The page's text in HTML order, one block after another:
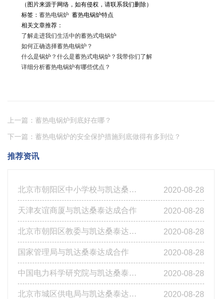
（图片来源于网络，如有侵权，请联系我们删除）
标签： 蓄热电锅炉 蓄热电锅炉特点
相关文章推荐：
了解走进我们生活中的蓄热式电锅炉
如何正确选择蓄热电锅炉？
什么是锅炉？什么是蓄热式电锅炉？我带你们了解
详细分析蓄热电锅炉有哪些优点？
上一篇：蓄热电锅炉到底好在哪？
下一篇：蓄热电锅炉的安全保护措施到底做得有多到位？
推荐资讯
北京市朝阳区中小学校与凯达桑泰达成合作 2020-08-28
天津友谊商厦与凯达桑泰达成合作 2020-08-28
北京市朝阳区教委与凯达桑泰达成合作 2020-08-28
国家管理局与凯达桑泰达成合作 2020-08-28
中国电力科学研究院与凯达桑泰达成合作 2020-08-28
北京市城区供电局与凯达桑泰达成合作 2020-08-28